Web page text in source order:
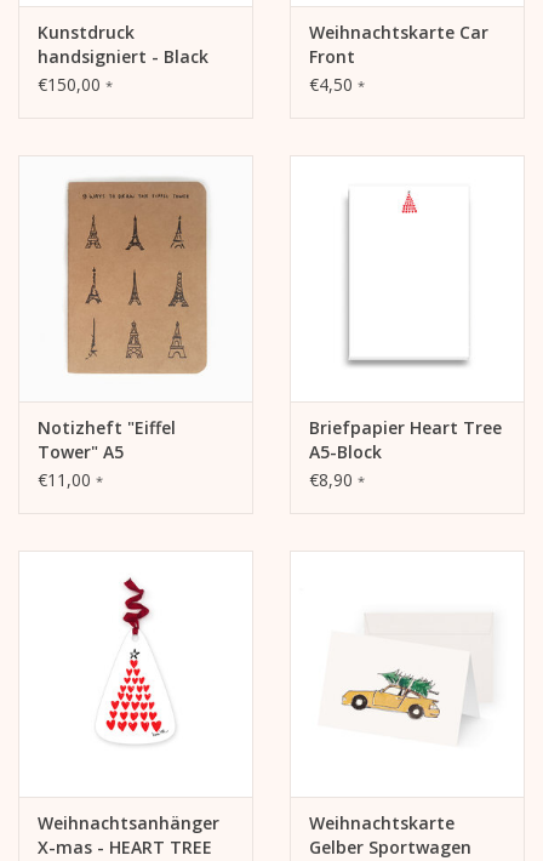
Kunstdruck
handsigniert - Black
Hoodie
€150,00 *
Weihnachtskarte Car
Front
€4,50 *
Notizheft "Eiffel
Tower" A5
€11,00 *
Briefpapier Heart Tree
A5-Block
€8,90 *
Weihnachtsanhänger
X-mas - HEART TREE
Weihnachtskarte
Gelber Sportwagen